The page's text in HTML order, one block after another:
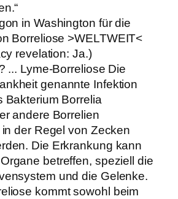
in Washington für die
Borreliose >WELTWEIT<
revelation: Ja.)
... Lyme-Borreliose Die
genannte Infektion
Bakterium Borrelia
andere Borrelien
der Regel von Zecken
Die Erkrankung kann
betreffen, speziell die
und die Gelenke.
kommt sowohl beim